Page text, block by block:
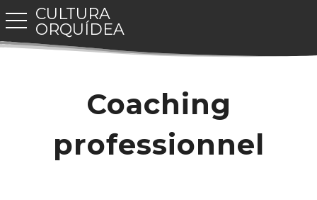
CULTURA
ORQUÍDEA
toggle navigation
Coaching
professionnel